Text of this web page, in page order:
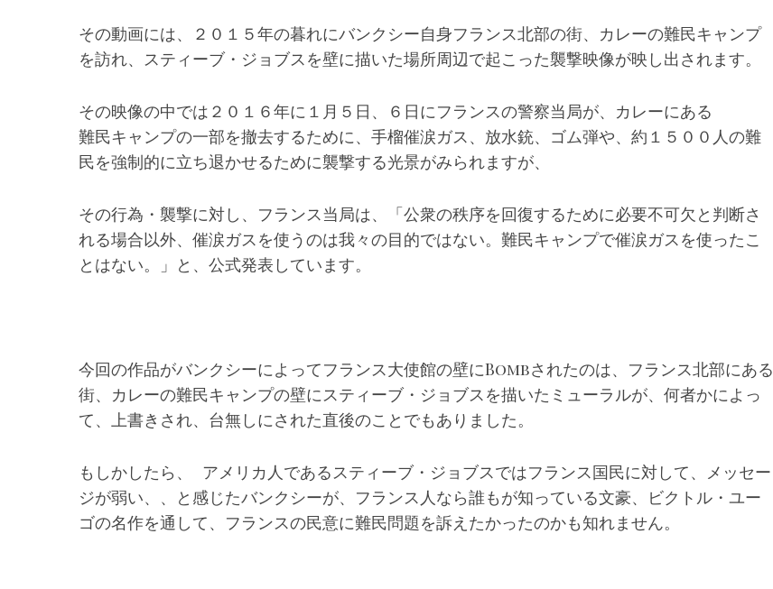
その動画には、２０１５年の暮れにバンクシー自身フランス北部の街、カレーの難民キャンプ
を訪れ、スティーブ・ジョブスを壁に描いた場所周辺で起こった襲撃映像が映し出されます。
その映像の中では２０１６年に１月５日、６日にフランスの警察当局が、カレーにある
難民キャンプの一部を撤去するために、手榴催涙ガス、放水銃、ゴム弾や、約１５００人の難
民を強制的に立ち退かせるために襲撃する光景がみられますが、
その行為・襲撃に対し、フランス当局は、「公衆の秩序を回復するために必要不可欠と判断さ
れる場合以外、催涙ガスを使うのは我々の目的ではない。難民キャンプで催涙ガスを使ったこ
とはない。」と、公式発表しています。
今回の作品がバンクシーによってフランス大使館の壁にBombされたのは、フランス北部にある
街、カレーの難民キャンプの壁にスティーブ・ジョブスを描いたミューラルが、何者かによっ
て、上書きされ、台無しにされた直後のことでもありました。
もしかしたら、 アメリカ人であるスティーブ・ジョブスではフランス国民に対して、メッセー
ジが弱い、、と感じたバンクシーが、フランス人なら誰もが知っている文豪、ビクトル・ユー
ゴの名作を通して、フランスの民意に難民問題を訴えたかったのかも知れません。